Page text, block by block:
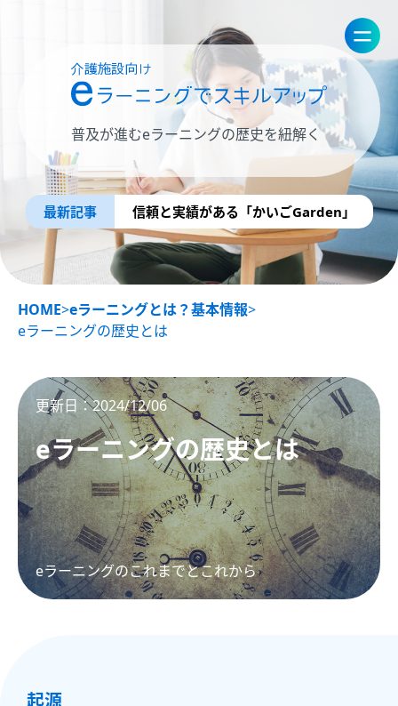
普及が進むeラーニングの歴史を紐解く
最新記事 信頼と実績がある「かいごGarden」
HOME>eラーニングとは？基本情報>
eラーニングの歴史とは
更新日：2024/12/06
eラーニングの歴史とは
eラーニングのこれまでとこれから
起源